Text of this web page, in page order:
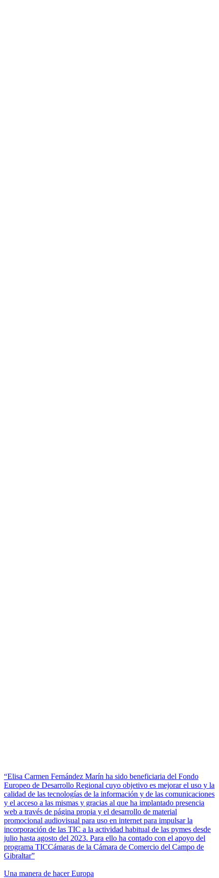
“Elisa Carmen Fernández Marín ha sido beneficiaria del Fondo
Europeo de Desarrollo Regional cuyo objetivo es mejorar el uso y la
calidad de las tecnologías de la información y de las comunicaciones
y el acceso a las mismas y gracias al que ha implantado presencia
web a través de página propia y el desarrollo de material
promocional audiovisual para uso en internet para impulsar la
incorporación de las TIC a la actividad habitual de las pymes desde
julio hasta agosto del 2023. Para ello ha contado con el apoyo del
programa TICCámaras de la Cámara de Comercio del Campo de
Gibraltar”
Una manera de hacer Europa